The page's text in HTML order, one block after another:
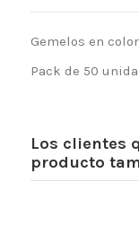
Gemelos en
Pack de 50
Los clientes
producto